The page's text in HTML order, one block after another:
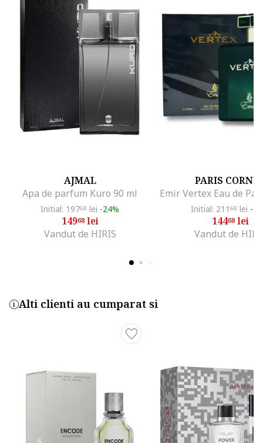
AJMAL
Apa de parfum Kuro 90 ml
Initial: 19768 lei -24%
14968lei
Vandut de HIRIS
PARIS
Initial: 211 68 lei -
14468lei
Vandut de
Alti clienti au cumparat si